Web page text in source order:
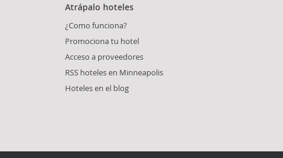
Atrápalo hoteles
¿Como funciona?
Promociona tu hotel
Acceso a proveedores
RSS hoteles en Minneapolis
Hoteles en el blog